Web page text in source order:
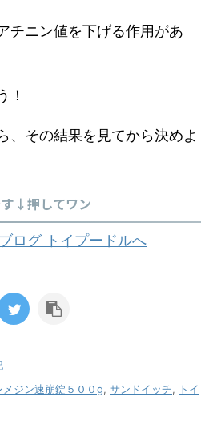
チニン値を下げる作用があ
！
、その結果を見てから決めよ
す↓押してワン
メジン速崩錠５００g, サンドイッチ, トイ